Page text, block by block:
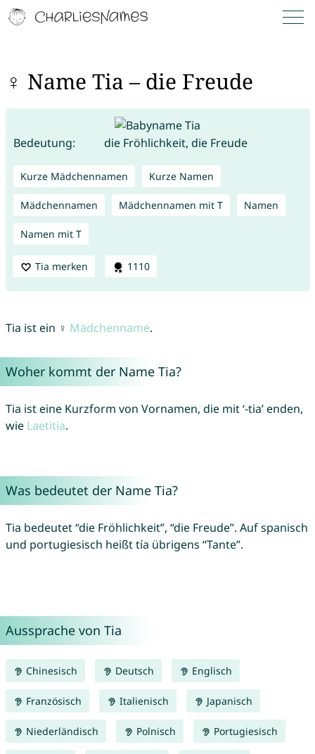
♀ Name Tia – die Freude
Bedeutung: die Fröhlichkeit, die Freude
Kurze Mädchennamen Kurze Namen
Mädchennamen Mädchennamen mit T Namen
Namen mit T
Tia merken 1110
Tia ist ein ♀ Mädchenname.
Woher kommt der Name Tia?
Tia ist eine Kurzform von Vornamen, die mit ‘-tia’ enden,
wie Laetitia.
Was bedeutet der Name Tia?
Tia bedeutet “die Fröhlichkeit”, “die Freude”. Auf spanisch
und portugiesisch heißt tía übrigens “Tante”.
Aussprache von Tia
Chinesisch Deutsch Englisch
Französisch Italienisch Japanisch
Niederländisch Polnisch Portugiesisch